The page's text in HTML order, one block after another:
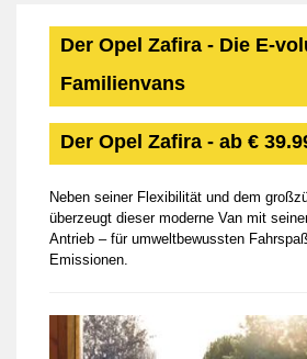
Der Opel Zafira - Die E-
Familienvans
Der Opel Zafira - ab €
Neben seiner Flexibilität und dem
überzeugt dieser moderne Van mit
Antrieb – für umweltbewussten
Emissionen.